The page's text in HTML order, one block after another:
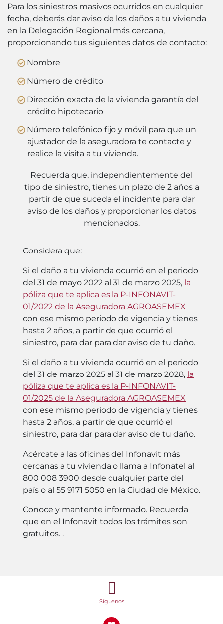
Para los siniestros masivos ocurridos en cualquier
fecha, deberás dar aviso de los daños a tu vivienda
en la Delegación Regional más cercana,
proporcionando tus siguientes datos de contacto:
Nombre
Número de crédito
Dirección exacta de la vivienda garantía del
crédito hipotecario
Número telefónico fijo y móvil para que un
ajustador de la aseguradora te contacte y
realice la visita a tu vivienda.
Recuerda que, independientemente del
tipo de siniestro, tienes un plazo de 2 años a
partir de que suceda el incidente para dar
aviso de los daños y proporcionar los datos
mencionados.
Considera que:
Si el daño a tu vivienda ocurrió en el periodo
del 31 de mayo 2022 al 31 de marzo 2025, la
póliza que te aplica es la P-INFONAVIT-
01/2022 de la Aseguradora AGROASEMEX
con ese mismo periodo de vigencia y tienes
hasta 2 años, a partir de que ocurrió el
siniestro, para dar para dar aviso de tu daño.
Si el daño a tu vivienda ocurrió en el periodo
del 31 de marzo 2025 al 31 de marzo 2028, la
póliza que te aplica es la P-INFONAVIT-
01/2025 de la Aseguradora AGROASEMEX
con ese mismo periodo de vigencia y tienes
hasta 2 años, a partir de que ocurrió el
siniestro, para dar para dar aviso de tu daño.
Acércate a las oficinas del Infonavit más
cercanas a tu vivienda o llama a Infonatel al
800 008 3900 desde cualquier parte del
país o al 55 9171 5050 en la Ciudad de México.
Conoce y mantente informado. Recuerda
que en el Infonavit todos los trámites son
gratuitos. .
Síguenos